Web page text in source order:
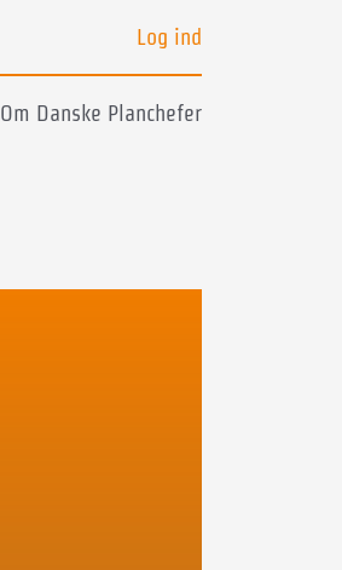
Log ind
Om Danske Planchefer